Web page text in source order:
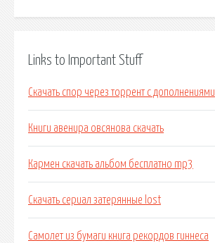
Links to Important Stuff
Скачать спор через торрент с дополнениями
Книги авенира овсянова скачать
Кармен скачать альбом бесплатно mp3
Скачать сериал затерянные lost
Самолет из бумаги книга рекордов гиннеса